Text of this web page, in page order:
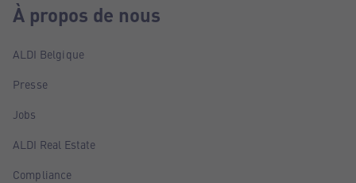
À propos de nous
ALDI Belgique
Presse
Jobs
ALDI Real Estate
Compliance